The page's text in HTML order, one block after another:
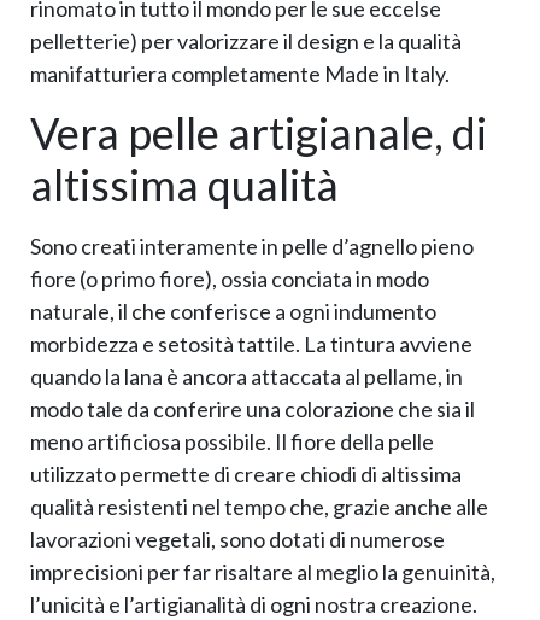
rinomato in tutto il mondo per le sue eccelse
pelletterie) per valorizzare il design e la qualità
manifatturiera completamente Made in Italy.
Vera pelle artigianale, di
altissima qualità
Sono creati interamente in pelle d’agnello pieno
fiore (o primo fiore), ossia conciata in modo
naturale, il che conferisce a ogni indumento
morbidezza e setosità tattile. La tintura avviene
quando la lana è ancora attaccata al pellame, in
modo tale da conferire una colorazione che sia il
meno artificiosa possibile. Il fiore della pelle
utilizzato permette di creare chiodi di altissima
qualità resistenti nel tempo che, grazie anche alle
lavorazioni vegetali, sono dotati di numerose
imprecisioni per far risaltare al meglio la genuinità,
l’unicità e l’artigianalità di ogni nostra creazione.